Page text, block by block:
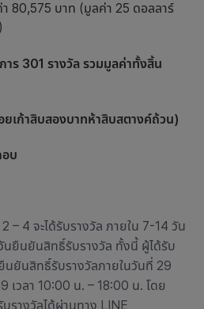
80,575 บาท (มูลค่า 25 ดอลลาร์
าร 301 รางวัล รวมมูลค่าทั้งสิ้น
เก้าสิบสองบาทห้าสิบสตางค์ถ้วน)
อบ
– 4 จะได้รับรางวัล ภายใน 7-14 วัน
นยืนยันสิทธิ์รับรางวัล ทั้งนี้ ผู้ได้รับ
นยันสิทธิ์รับรางวัลภายในวันที่ 29
เวลา 10:00 น. – 18:00 น. โดย
รางวัลได้ผ่านทาง LINE